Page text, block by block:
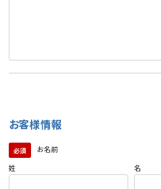
お客様情報
必須
お名前
姓
名